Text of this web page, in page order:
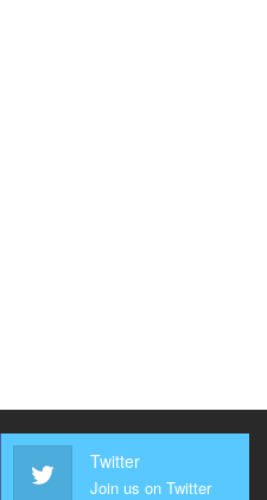
Twitter
Join us on Twitter